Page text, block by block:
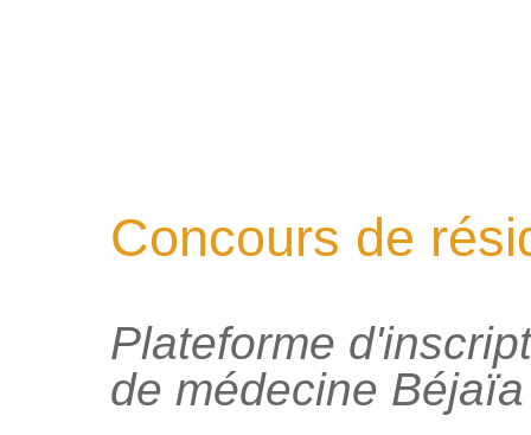
Concours de
Plateforme
de médecine Béjaïa